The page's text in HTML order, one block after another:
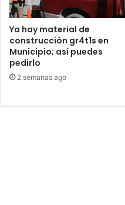
Ya hay material de
construcción gr4t1s en
Municipio; así puedes
pedirlo
2 semanas ago